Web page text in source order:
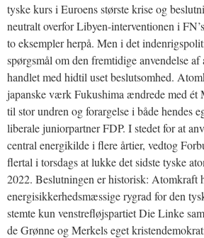
tyske kurs i Euroens største krise og
neutralt overfor Libyen-interventionen i
to eksempler herpå. Men i det
spørgsmål om den fremtidige anvendelse
handlet med hidtil uset beslutsomhed.
japanske værk Fukushima ændrede med ét
til stor undren og forargelse i både hendes
liberale juniorpartner FDP. I stedet for at
central energikilde i flere årtier, vedtog
flertal i torsdags at lukke det sidste tyske
2022. Beslutningen er historisk: Atomkraft
energisikkerhedsmæssige rygrad for den
stemte kun venstrefløjspartiet Die Linke
de Grønne og Merkels eget